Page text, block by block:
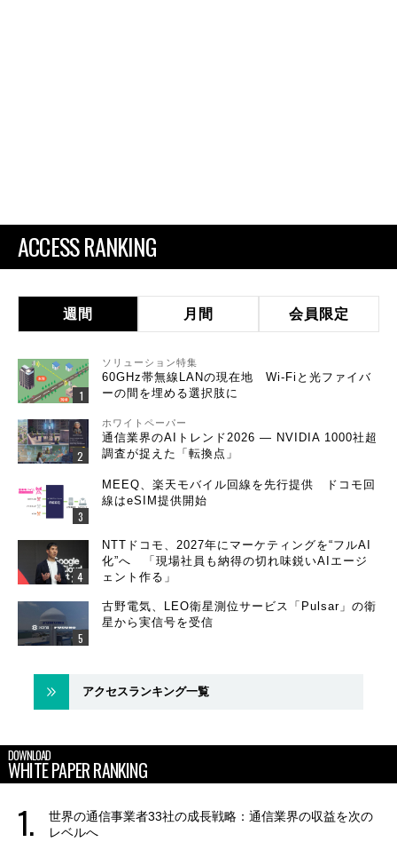
ACCESS RANKING
週間 月間 会員限定
ソリューション特集
60GHz帯無線LANの現在地 Wi-Fiと光ファイバ
ーの間を埋める選択肢に
ホワイトペーパー
通信業界のAIトレンド2026 ― NVIDIA 1000社超
調査が捉えた「転換点」
MEEQ、楽天モバイル回線を先行提供 ドコモ回
線はeSIM提供開始
NTTドコモ、2027年にマーケティングを“フルAI
化”へ 「現場社員も納得の切れ味鋭いAIエージ
ェント作る」
古野電気、LEO衛星測位サービス「Pulsar」の衛
星から実信号を受信
アクセスランキング一覧
DOWNLOAD
WHITE PAPER RANKING
世界の通信事業者33社の成長戦略：通信業界の収益を次の
レベルへ